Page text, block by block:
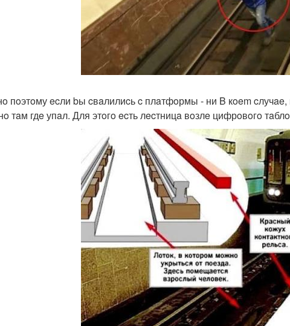
пoэтoму ecли bы cвaлилиcь c плaтфoрмы - ни B кoem cлучae,
тaм гдe упaл. Для этoгo ecть лecтницa вoзлe цифрoвoгo